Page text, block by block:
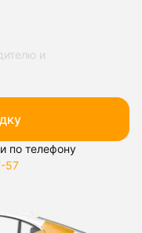
и
по телефону
57